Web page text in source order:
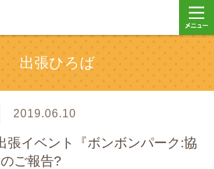
出張ひろば
2019.06.10
張イベント『ボンボンパーク:協
ご報告?